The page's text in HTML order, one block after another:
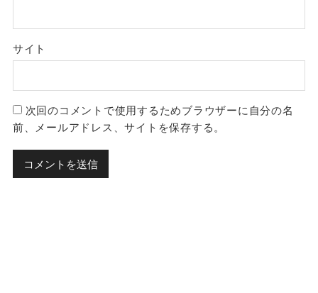
サイト
次回のコメントで使用するためブラウザーに自分の名
前、メールアドレス、サイトを保存する。